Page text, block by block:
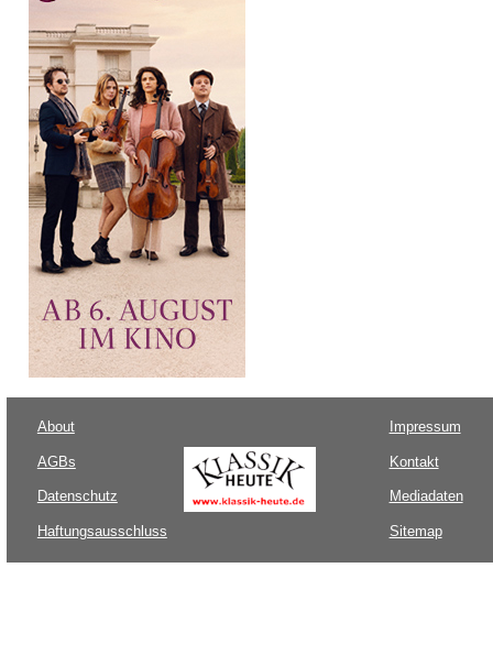
About
AGBs
Datenschutz
Haftungsausschluss
Impressum
Kontakt
Mediadaten
Sitemap